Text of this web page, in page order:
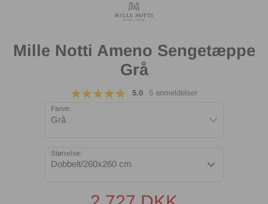
Mille Notti Ameno Sengetæppe
Grå
5.0 5 anmeldelser
Farve:
Grå
Størrelse:
Dobbelt/260x260 cm